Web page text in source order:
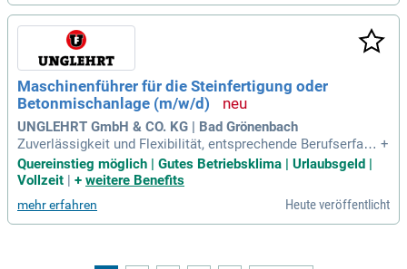
Maschinenführer für die Steinfertigung oder
Betonmischanlage (m/w/d)
UNGLEHRT GmbH & CO. KG | Bad Grönenbach
Zuverlässigkeit und Flexibilität, entsprechende Berufserfahr
ung bzw. eine Ausbildung im Baugewerbe oder zum Verfahre
nsmechaniker in der Steine- und Erdenindustrie bzw. eine ve
(2-Schicht).
+
Quereinstieg möglich | Gutes Betriebsklima | Urlaubsgeld |
Vollzeit
+ weitere Benefits
mehr erfahren Heute veröffentlicht